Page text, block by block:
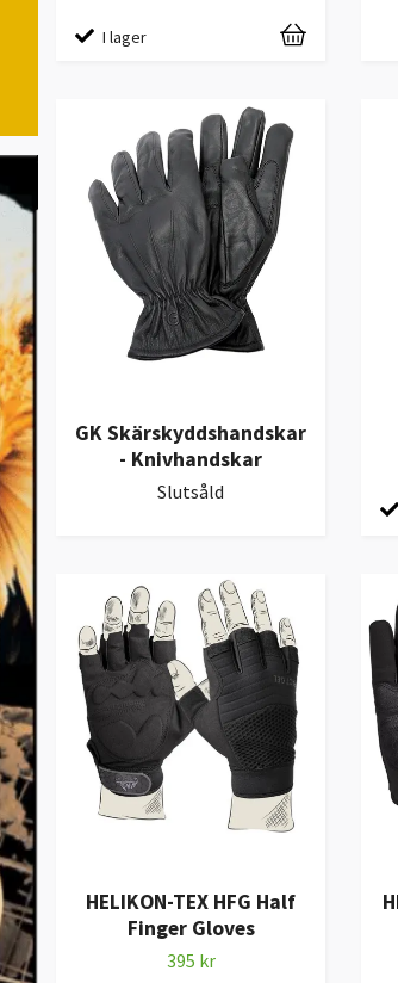
I lager
GK Skärskyddshandskar
- Knivhandskar
Slutsåld
HELIKON-TEX HFG Half
Finger Gloves
395 kr